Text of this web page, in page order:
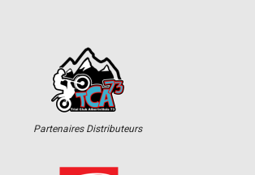
Partenaires Distributeurs